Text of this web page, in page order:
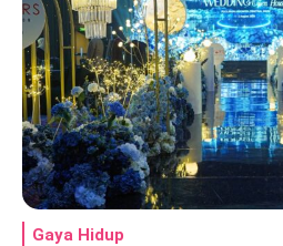
Gaya Hidup